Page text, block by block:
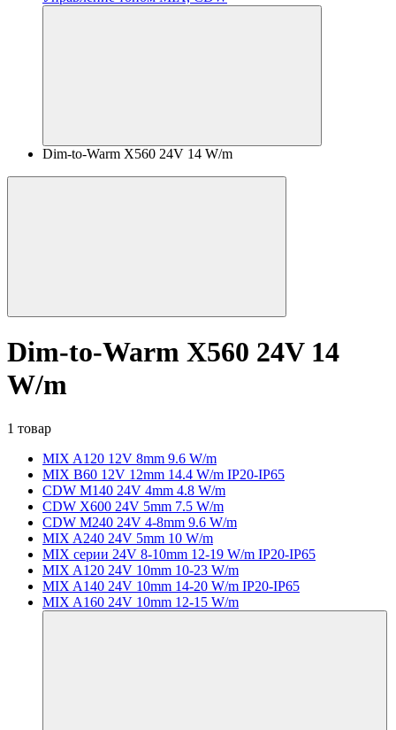
Dim-to-Warm X560 24V 14 W/m
Dim-to-Warm X560 24V 14
W/m
1 товар
MIX A120 12V 8mm 9.6 W/m
MIX B60 12V 12mm 14.4 W/m IP20-IP65
CDW M140 24V 4mm 4.8 W/m
CDW X600 24V 5mm 7.5 W/m
CDW M240 24V 4-8mm 9.6 W/m
MIX A240 24V 5mm 10 W/m
MIX серии 24V 8-10mm 12-19 W/m IP20-IP65
MIX A120 24V 10mm 10-23 W/m
MIX A140 24V 10mm 14-20 W/m IP20-IP65
MIX A160 24V 10mm 12-15 W/m